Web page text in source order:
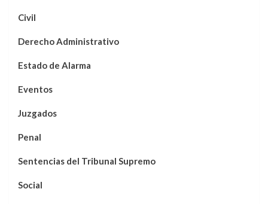
Civil
Derecho Administrativo
Estado de Alarma
Eventos
Juzgados
Penal
Sentencias del Tribunal Supremo
Social